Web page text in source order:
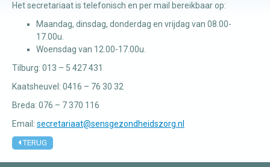
therapie
Viscerale
therapie
Craniosacraal
therapie
Fysiotherapie
Het secretariaat is telefonisch en per mail bereikbaar op:
Maandag, dinsdag, donderdag en vrijdag van 08.00-
17.00u.
Woensdag van 12.00-17.00u.
Tilburg: 013 – 5 427 431
Kaatsheuvel: 0416 – 76 30 32
Breda: 076 – 7 370 116
Email: secretariaat@sensgezondheidszorg.nl
TERUG